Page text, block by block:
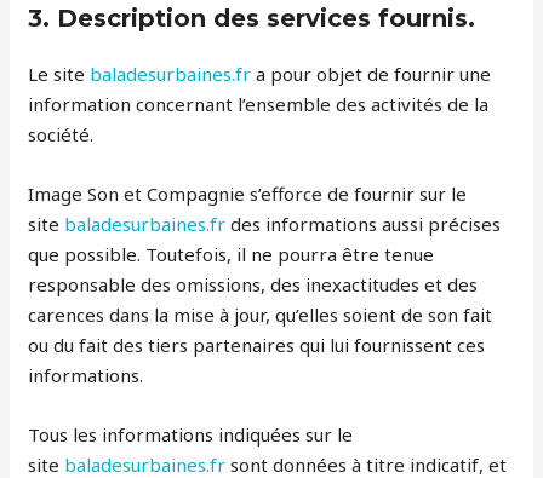
3. Description des services fournis.
Le site baladesurbaines.fr a pour objet de fournir une
information concernant l’ensemble des activités de la
société.
Image Son et Compagnie s’efforce de fournir sur le
site baladesurbaines.fr des informations aussi précises
que possible. Toutefois, il ne pourra être tenue
responsable des omissions, des inexactitudes et des
carences dans la mise à jour, qu’elles soient de son fait
ou du fait des tiers partenaires qui lui fournissent ces
informations.
Tous les informations indiquées sur le
site baladesurbaines.fr sont données à titre indicatif, et